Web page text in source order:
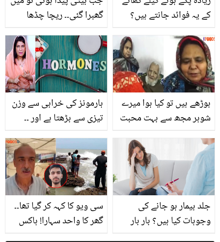
گھبرا گئی۔۔ ریچا چڈھا
پیدائش پر خوفزدہ کیوں
تھیں؟
کے یہ فوائد جانتے ہیں؟
ہارمونز کی خرابی سے وزن
تیزی سے بڑھتا ہے اور ۔۔
ہیں؟ جانیں وہ معلومات
جو خواتین کو پتہ ہونی
چاہیئے
بوڑھے ہیں تو کیا ہوا میرے
شوہر مجھ سے بہت محبت
شخص کی تیسری شادی!
بڑھاپے میں شادی کرنے کی
دلچسپ ویڈیو
سی ویو کا کہہ کر گیا تھا۔۔
گھر کا واحد سہارا! ہاکس
جلد بیمار ہو جانے کی
وجوہات کیا ہیں؟ بار بار